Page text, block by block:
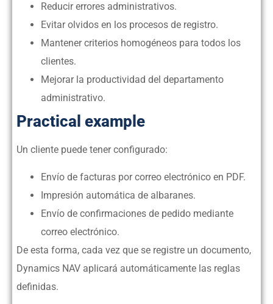
Reducir errores administrativos.
Evitar olvidos en los procesos de registro.
Mantener criterios homogéneos para todos los
clientes.
Mejorar la productividad del departamento
administrativo.
Practical example
Un cliente puede tener configurado:
Envío de facturas por correo electrónico en PDF.
Impresión automática de albaranes.
Envío de confirmaciones de pedido mediante
correo electrónico.
De esta forma, cada vez que se registre un documento,
Dynamics NAV aplicará automáticamente las reglas
definidas.